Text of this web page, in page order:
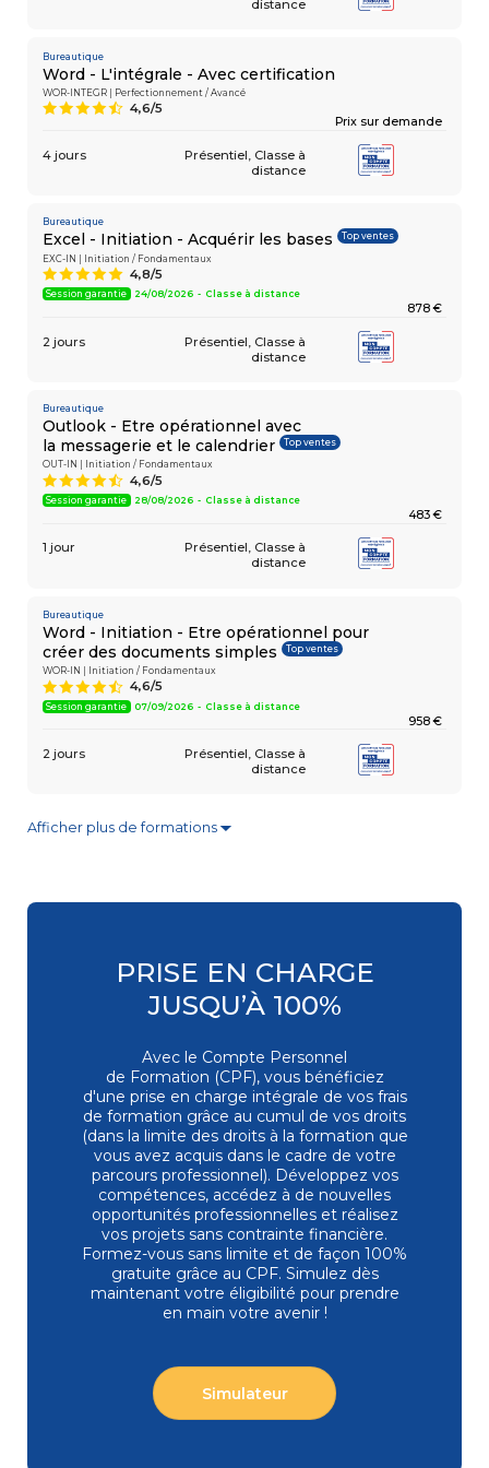
distance
Bureautique
Word - L'intégrale - Avec certification
WOR-INTEGR | Perfectionnement / Avancé
Prix sur demande
9 4,6/5
4 jours Présentiel Classe à
distance
Bureautique
Excel - Initiation - Acquérir les bases Top ventes
EXC-IN | Initiation / Fondamentaux
878 €
A 4,8/5
Session garantie 24/08/2026 - Classe à distance
2 jours Présentiel Classe à
distance
Bureautique
Outlook - Etre opérationnel avec
la messagerie et le calendrier
Top ventes
OUT-IN | Initiation / Fondamentaux
483 €
9 4,6/5
Session garantie 28/08/2026 - Classe à distance
1 jour Présentiel Classe à
distance
Bureautique
Word - Initiation - Etre opérationnel pour
créer des documents simples
Top ventes
WOR-IN | Initiation / Fondamentaux
958 €
9 4,6/5
Session garantie 07/09/2026 - Classe à distance
2 jours Présentiel Classe à
distance
Bureautique
9 4,6/5
Présentiel
Classe à
distance
Excel - Programmer en VBA Top ventes
EXC-VB | Expertise
1 393 €
9 4,6/5
07/09/2026 - Classe à distance
Présentiel Classe à
distance
Bureautique
PowerPoint - Initiation - Etre opérationnel
pour concevoir et diffuser
un diaporama
Top ventes
POW-IN | Initiation / Fondamentaux
distance
Afficher plus de formations▼
PRISE EN CHARGE
JUSQU’À 100%
Avec le Compte Personnel
de Formation (CPF), vous bénéficiez
d'une prise en charge intégrale de vos frais
de formation grâce au cumul de vos droits
(dans la limite des droits à la formation que
vous avez acquis dans le cadre de votre
parcours professionnel). Développez vos
compétences, accédez à de nouvelles
opportunités professionnelles et réalisez
vos projets sans contrainte financière.
Formez-vous sans limite et de façon 100%
gratuite grâce au CPF. Simulez dès
maintenant votre éligibilité pour prendre
en main votre avenir !
Simulateur